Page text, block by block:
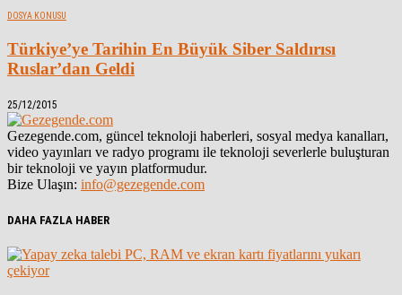
DOSYA KONUSU
Türkiye’ye Tarihin En Büyük Siber Saldırısı
Ruslar’dan Geldi
25/12/2015
Gezegende.com, güncel teknoloji haberleri, sosyal medya kanalları,
video yayınları ve radyo programı ile teknoloji severlerle buluşturan
bir teknoloji ve yayın platformudur.
Bize Ulaşın: info@gezegende.com
DAHA FAZLA HABER